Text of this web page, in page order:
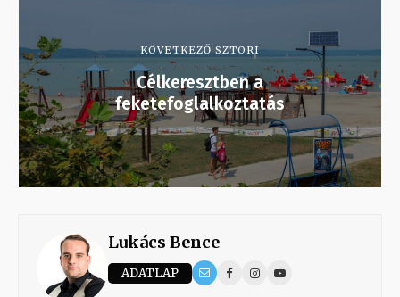
KÖVETKEZŐ SZTORI
Célkeresztben a
feketefoglalkoztatás
Lukács Bence
ADATLAP